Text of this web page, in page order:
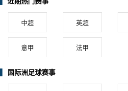
中超 英超
意甲 法甲
国际洲足球赛事